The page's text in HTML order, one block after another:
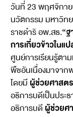
วันที่ 23 พฤศจิกาย
นวัตกรรม มหาวิท
ราชดำริ อพ.สธ.“
การเกี่ยวข้าวใน
ศูนย์การเรียนรู้ตา
พืชอันเนื่องมาจาก
โดยมีผู้ช่วยศาสต
อธิการบดีเป็นประ
อธิการบดีผู้ช่วยศ